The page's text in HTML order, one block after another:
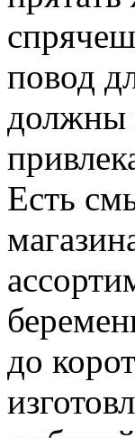
повод
должны
Есть
до